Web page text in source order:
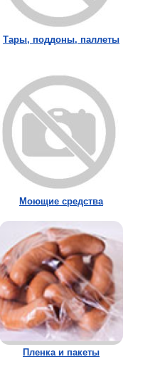
Тары, поддоны, паллеты
Моющие средства
Пленка и пакеты